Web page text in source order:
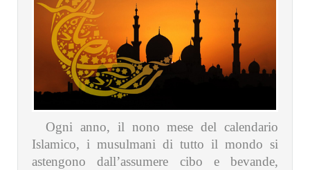
Ogni anno, il nono mese del calendario
Islamico, i musulmani di tutto il mondo si
astengono dall’assumere cibo e bevande,